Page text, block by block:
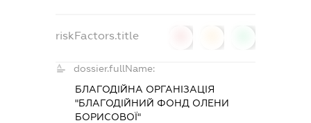
riskFactors.title
dossier.fullName:
БЛАГОДІЙНА ОРГАНІЗАЦІЯ
"БЛАГОДІЙНИЙ ФОНД ОЛЕНИ
БОРИСОВОЇ"